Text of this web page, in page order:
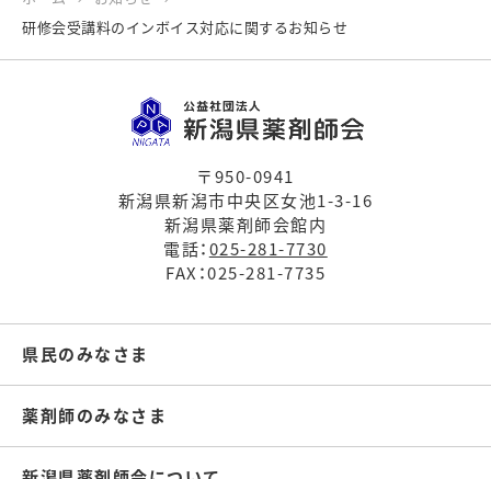
研修会受講料のインボイス対応に関するお知らせ
〒950-0941
新潟県新潟市中央区女池1-3-16
新潟県薬剤師会館内
電話：025-281-7730
FAX：025-281-7735
県民のみなさま
薬剤師のみなさま